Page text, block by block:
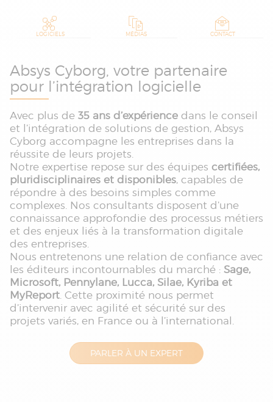
LOGICIELS MÉDIAS CONTACT
Absys Cyborg, votre partenaire
pour l’intégration logicielle
Avec plus de 35 ans d’expérience dans le conseil
et l’intégration de solutions de gestion, Absys
Cyborg accompagne les entreprises dans la
réussite de leurs projets.
Notre expertise repose sur des équipes certifiées,
pluridisciplinaires et disponibles, capables de
répondre à des besoins simples comme
complexes. Nos consultants disposent d’une
connaissance approfondie des processus métiers
et des enjeux liés à la transformation digitale
des entreprises.
Nous entretenons une relation de confiance avec
les éditeurs incontournables du marché : Sage,
Microsoft, Pennylane, Lucca, Silae, Kyriba et
MyReport. Cette proximité nous permet
d’intervenir avec agilité et sécurité sur des
projets variés, en France ou à l’international.
PARLER À UN EXPERT